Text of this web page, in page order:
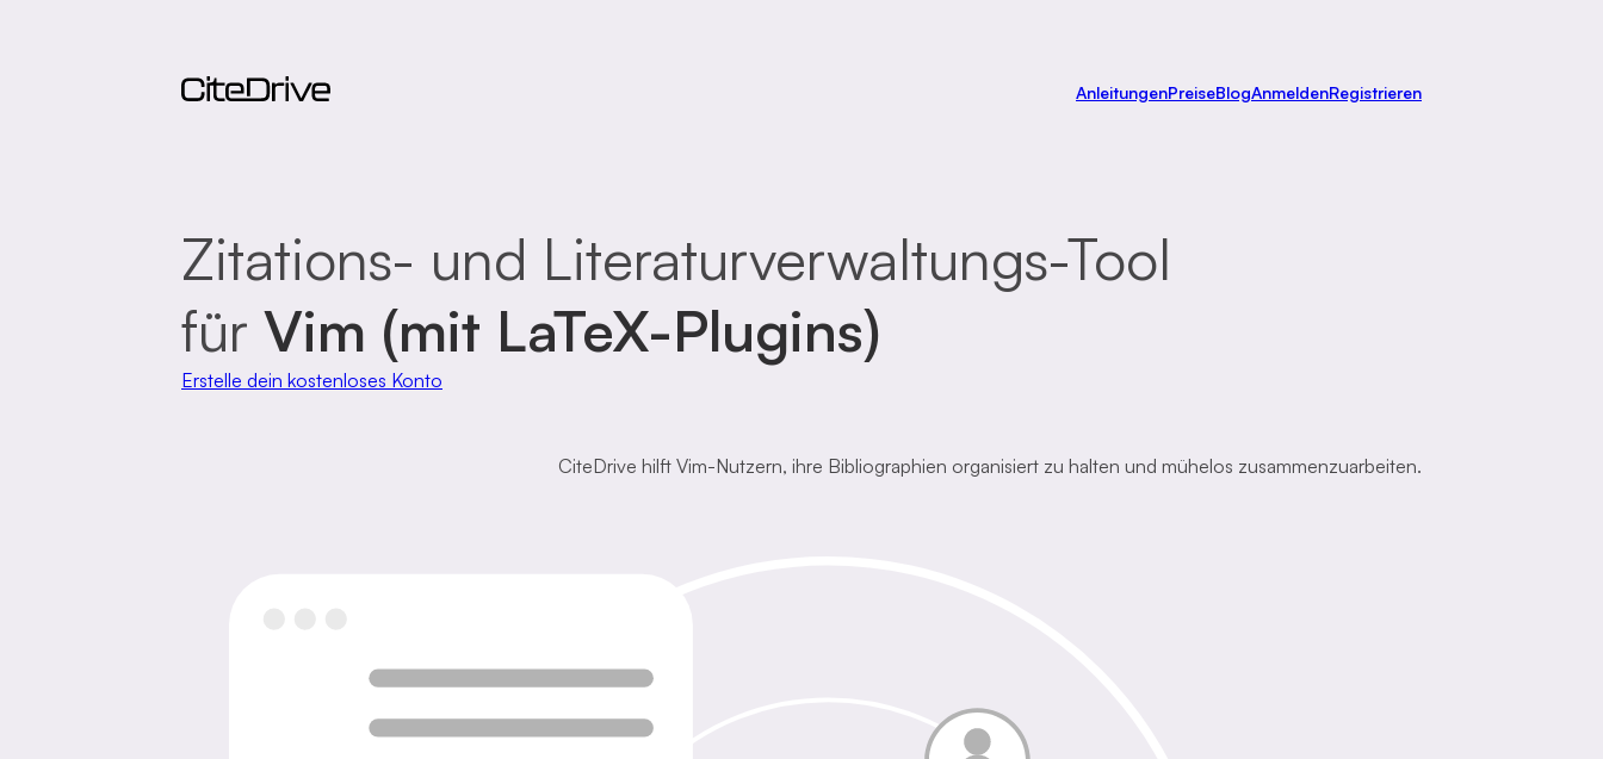
AnleitungenPreiseBlogAnmeldenRegistrieren
Zitations- und Literaturverwaltungs-Tool
für Vim (mit LaTeX-Plugins)
Erstelle dein kostenloses Konto
CiteDrive hilft Vim-Nutzern, ihre Bibliographien organisiert zu halten und mühelos zusammenzuarbeiten.